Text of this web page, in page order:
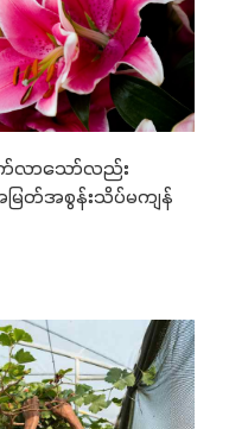
က်လာသော်လည်း
တ်အစွန်းသိပ်မကျန်